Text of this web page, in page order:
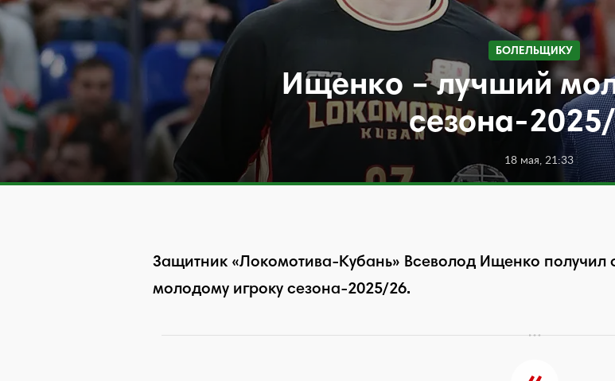
БОЛЕЛЬЩИКУ
Ищенко – лучший
сезона-
18 мая, 21:33
Защитник «Локомотива-Кубань» Всеволод Ищенко получил
молодому игроку сезона-2025/26.